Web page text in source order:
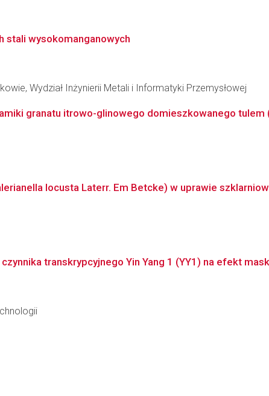
stali wysokomanganowych
Wydział Inżynierii Metali i Informatyki Przemysłowej
granatu itrowo-glinowego domieszkowanego tulem
locusta Laterr. Em Betcke) w uprawie
transkrypcyjnego Yin Yang 1 (YY1) na efekt